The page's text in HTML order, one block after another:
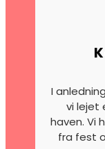
I
vi lejet
haven. Vi
fra fest